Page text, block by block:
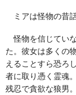
ミアは怪物の昔
怪物を信じてい
た。彼女は多くの
えることすら恐ろ
者に取り憑く霊魂
残忍で貪欲な狼男